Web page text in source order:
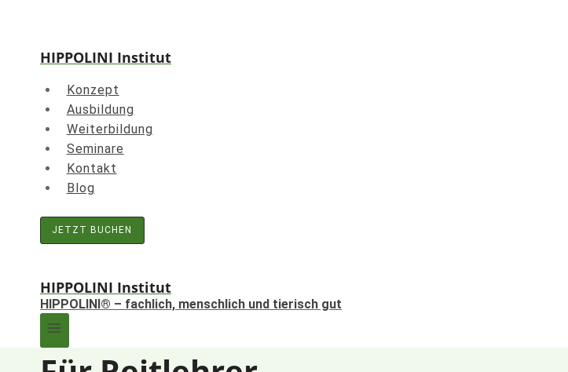
HIPPOLINI Institut
Konzept
Ausbildung
Weiterbildung
Seminare
Kontakt
Blog
JETZT BUCHEN
HIPPOLINI Institut
HIPPOLINI® – fachlich, menschlich und tierisch gut